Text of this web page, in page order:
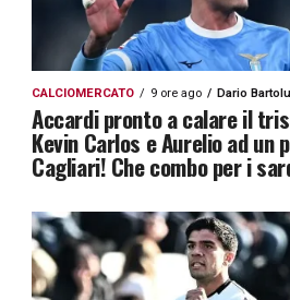
CALCIOMERCATO 9 ore ago Dario
Accardi pronto a calare il
Kevin Carlos e Aurelio ad un
Cagliari! Che combo per i